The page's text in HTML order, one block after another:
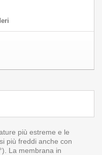
più estreme e le
più freddi anche con
La membrana in